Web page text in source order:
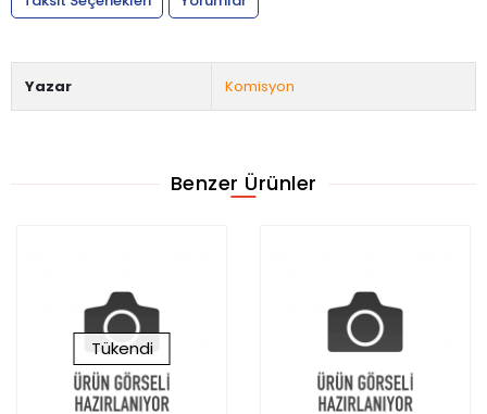
Yazar Komisyon
Benzer Ürünler
Tükendi